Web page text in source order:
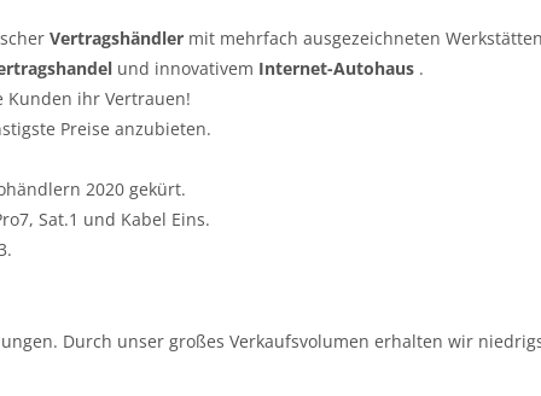
Vertragshändler mit mehrfach ausgezeichneten
und innovativem Internet-Autohaus .
Kunden ihr Vertrauen!
Preise anzubieten.
2020 gekürt.
Sat.1 und Kabel Eins.
Durch unser großes Verkaufsvolumen erhalten wir